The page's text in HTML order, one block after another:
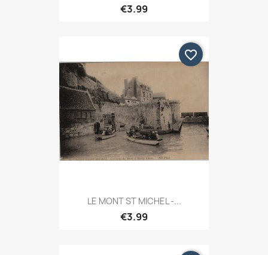
€3.99
LE MONT ST MICHEL -...
€3.99
favorite_border